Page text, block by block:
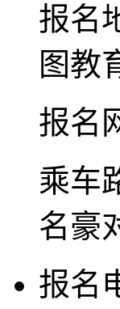
报名
图教
报名
乘车
名豪
报名